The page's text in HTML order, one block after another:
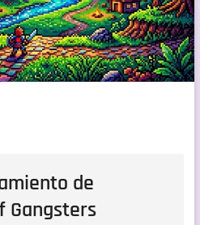
de
Gangsters